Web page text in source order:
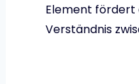
Element fördert
Verständnis